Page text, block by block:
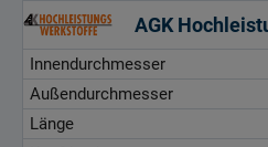
Innendurchmesser
Außendurchmesser
Länge